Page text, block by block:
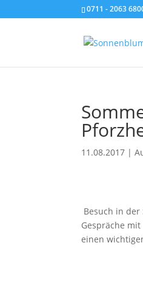
0711 - 2063
11.08.2017 |
Besuch in
Gespräche
einen